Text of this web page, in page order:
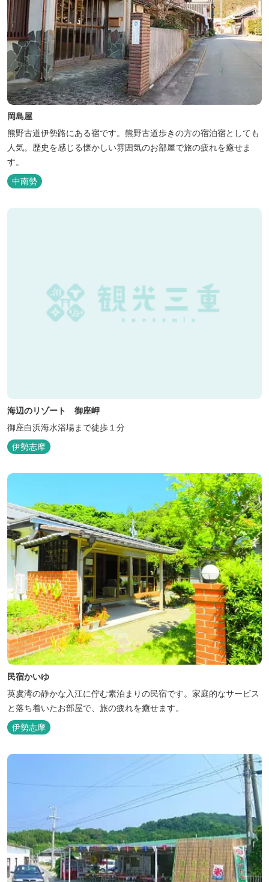
岡島屋
熊野古道伊勢路にある宿です。熊野古道歩きの方の宿泊宿としても
人気。歴史を感じる懐かしい雰囲気のお部屋で旅の疲れを癒せま
す。
中南勢
海辺のリゾート 御座岬
御座白浜海水浴場まで徒歩１分
伊勢志摩
民宿かいゆ
英虞湾の静かな入江に佇む素泊まりの民宿です。家庭的なサービス
と落ち着いたお部屋で、旅の疲れを癒せます。
伊勢志摩